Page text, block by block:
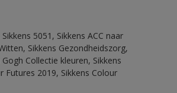
5051, Sikkens ACC naar
Sikkens Gezondheidszorg,
Collectie kleuren, Sikkens
Futures 2019, Sikkens Colour